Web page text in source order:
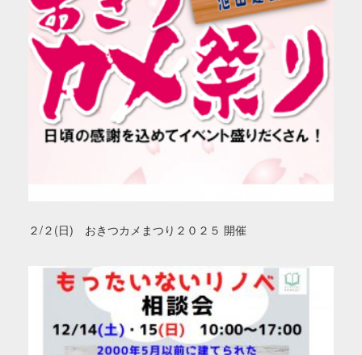
２/２(日) おきつカメまつり２０２５ 開催